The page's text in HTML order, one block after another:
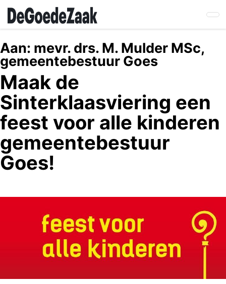
Skip
main
content
Aan: mevr. drs. M. Mulder MSc,
gemeentebestuur Goes
Maak de
Sinterklaasviering een
feest voor alle kinderen
gemeentebestuur
Goes!